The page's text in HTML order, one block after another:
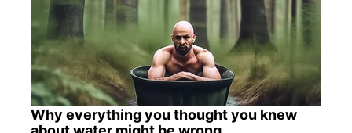
Why everything you thought you knew